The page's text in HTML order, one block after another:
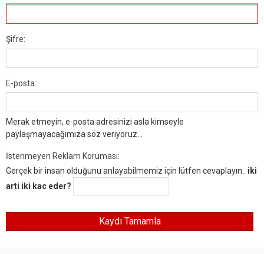
Şifre:
E-posta:
Merak etmeyin, e-posta adresinizi asla kimseyle
paylaşmayacağımıza söz veriyoruz...
İstenmeyen Reklam Koruması:
Gerçek bir insan olduğunu anlayabilmemiz için lütfen cevaplayın:. iki
arti iki kac eder?